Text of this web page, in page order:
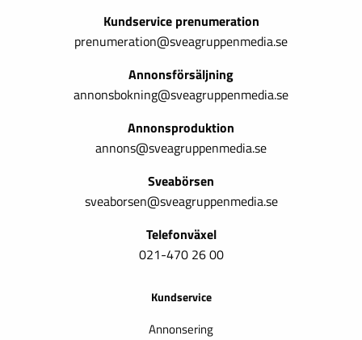
Kundservice prenumeration
prenumeration@sveagruppenmedia.se
Annonsförsäljning
annonsbokning@sveagruppenmedia.se
Annonsproduktion
annons@sveagruppenmedia.se
Sveabörsen
sveaborsen@sveagruppenmedia.se
Telefonväxel
021-470 26 00
Kundservice
Annonsering